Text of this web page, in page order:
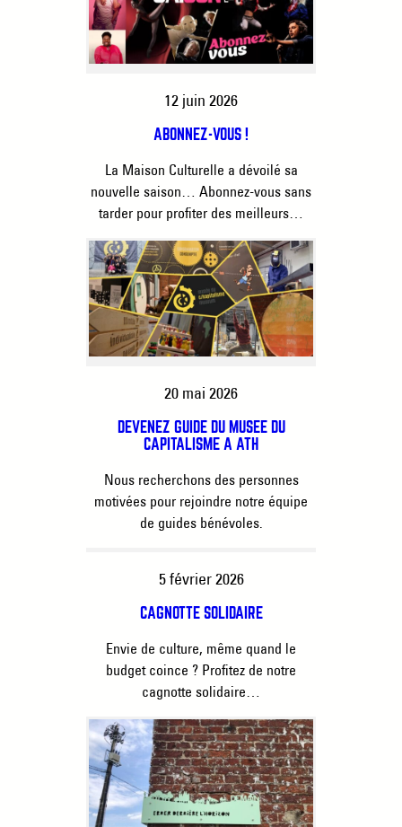
12 juin 2026
ABONNEZ-VOUS !
La Maison Culturelle a dévoilé sa
nouvelle saison… Abonnez-vous sans
tarder pour profiter des meilleurs…
20 mai 2026
DEVENEZ GUIDE DU MUSÉE DU
CAPITALISME À ATH
Nous recherchons des personnes
motivées pour rejoindre notre équipe
de guides bénévoles.
5 février 2026
CAGNOTTE SOLIDAIRE
Envie de culture, même quand le
budget coince ? Profitez de notre
cagnotte solidaire…